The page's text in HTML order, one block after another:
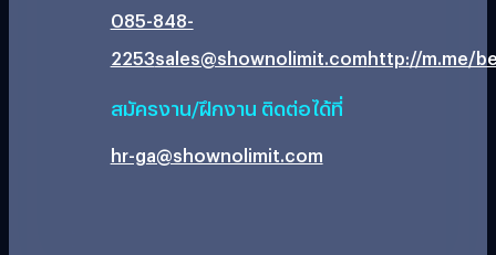
085-848-
2253sales@shownolimit.comhttp://m.me/
สมัครงาน/ฝึกงาน ติดต่อได้ที่
hr-ga@shownolimit.com